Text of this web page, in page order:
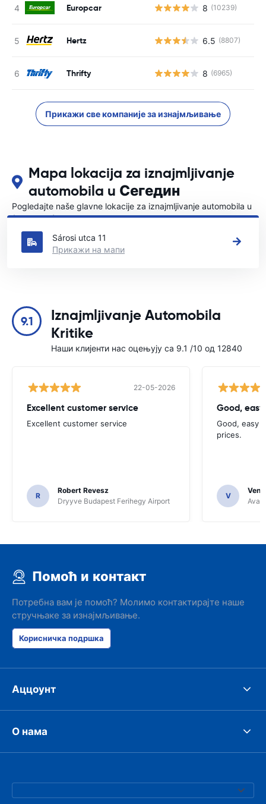
Europcar 8 (10239)
Hertz 6.5 (8807)
Thrifty 8 (6965)
Прикажи све компаније за изнајмљивање
Mapa lokacija za iznajmljivanje
automobila u Сегедин
Pogledajte naše glavne lokacije za iznajmljivanje automobila u
{COUNTRI}
Sárosi utca 11
Прикажи на мапи
9.1
Iznajmljivanje Automobila
Kritike
Наши клијенти нас оцењују са 9.1 /10 од 12840
22-05-2026
Excellent customer service
Excellent customer service
R
Robert Revesz
Dryyve Budapest Ferihegy Airport
Good,
Good, easy
prices.
V
Помоћ и контакт
Потребна вам је помоћ? Молимо контактирајте наше
стручњаке за изнајмљивање.
Корисничка подршка
Аццоунт
О нама